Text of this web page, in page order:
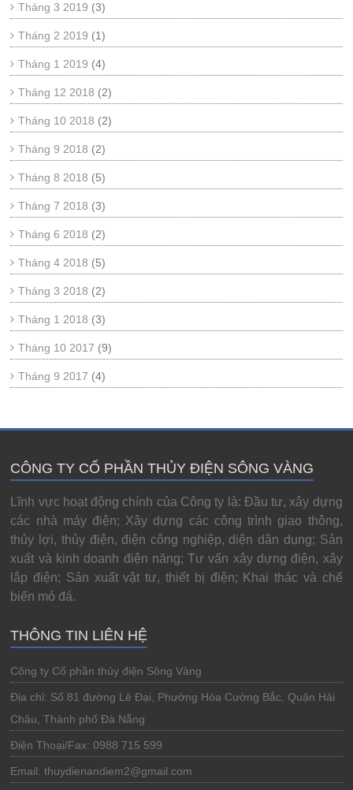
Tháng 3 2019 (3)
Tháng 2 2019 (1)
Tháng 1 2019 (4)
Tháng 12 2018 (2)
Tháng 10 2018 (2)
Tháng 9 2018 (2)
Tháng 8 2018 (5)
Tháng 7 2018 (3)
Tháng 6 2018 (2)
Tháng 4 2018 (5)
Tháng 3 2018 (2)
Tháng 1 2018 (3)
Tháng 10 2017 (9)
Tháng 9 2017 (4)
CÔNG TY CỔ PHẦN THỦY ĐIỆN SÔNG VÀNG
Lĩnh vực hoạt động chính của Công ty là: Đầu tư, xây dựng
các nhà máy điện; Xây dựng các công trình giao thông,
thủy lợi, thủy điện, điện công nghiệp, diện dân dụng; Sản
xuất và kinh doanh điện năng; Tư vấn xây dựng điện, xây
lắp điện; Sản xuất vật tư, thiết bị điện; Khai thác và chế
biến mỏ đá.
THÔNG TIN LIÊN HỆ
Công ty Cổ phần thủy điện Sông Vàng
Địa chỉ: Số 81 đường Lê Đại, Phường Hòa Cường Bắc, Quận Hải
Châu, Thành phố Đà Nẵng
Điện Thoại/Fax: 0988 715 599
Email: thuydienandiem2@gmail.com